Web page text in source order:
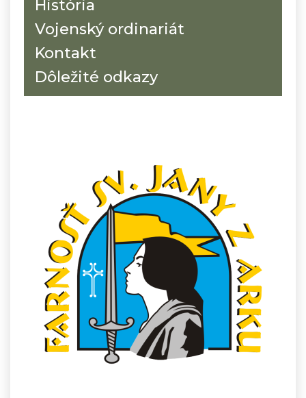
História
Vojenský ordinariát
Kontakt
Dôležité odkazy